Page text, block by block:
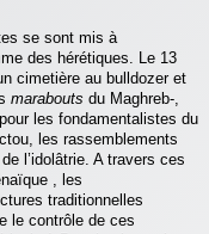
se sont mis à
des hérétiques. Le 13
cimetière au bulldozer et
marabouts du Maghreb-,
les fondamentalistes du
les rassemblements
l’idolâtrie. A travers ces
, les
traditionnelles
le contrôle de ces